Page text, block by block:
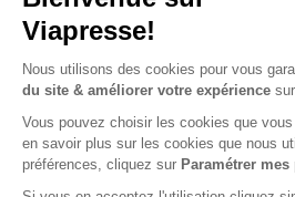
61€20
Tarif France métropolitaine
Renouvellement à date
Abonnement 2 ans